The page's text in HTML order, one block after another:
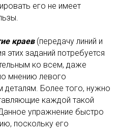
его не имеет
краев(передачу линий и
этих заданий потребуется
ко всем, даже
мнению левого
Более того, нужно
каждой такой
упражнение быстро
поскольку его